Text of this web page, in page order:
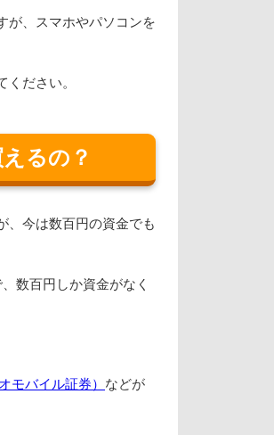
が、スマホやパソコンを
ください。
るの？
、今は数百円の資金でも
数百円しか資金がなく
モバイル証券） などが